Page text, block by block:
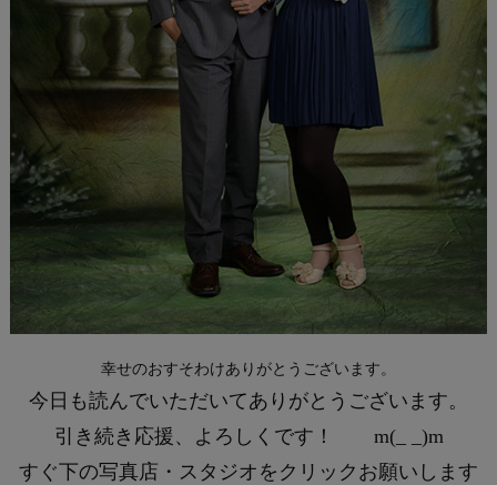
幸せのおすそわけありがとうございます。
今日も読んでいただいてありがとうございます。
引き続き応援、よろしくです！ m(_ _)m
すぐ下の写真店・スタジオをクリックお願いします